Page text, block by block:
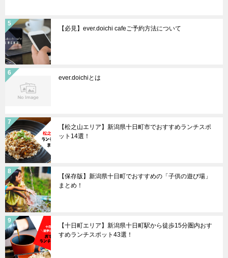
【必見】ever.doichi cafeご予約方法について
ever.doichiとは
【松之山エリア】新潟県十日町市でおすすめランチスポ
ット14選！
【保存版】新潟県十日町でおすすめの「子供の遊び場」
まとめ！
【十日町エリア】新潟県十日町駅から徒歩15分圏内おす
すめランチスポット43選！